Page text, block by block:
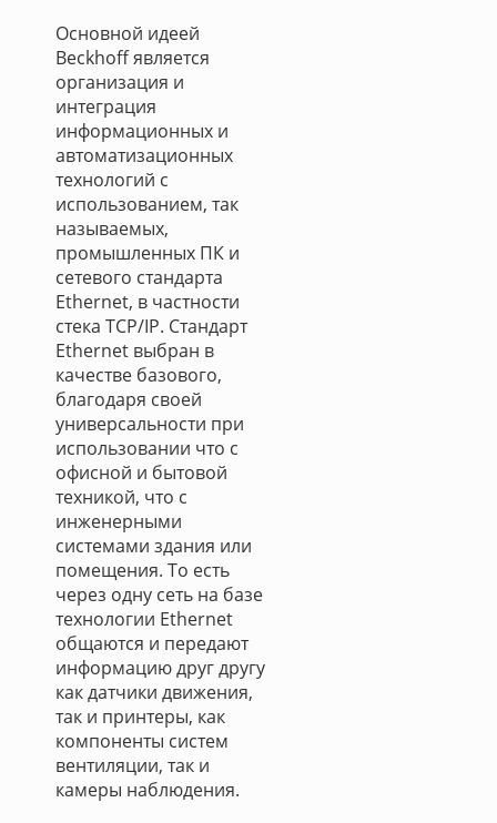
Основной идеей
Beckhoff является
организация и
интеграция
информационных и
автоматизационных
технологий с
использованием, так
называемых,
промышленных ПК и
сетевого стандарта
Ethernet, в частности
стека TCP/IP. Стандарт
Ethernet выбран в
качестве базового,
благодаря своей
универсальности при
использовании что с
офисной и бытовой
техникой, что с
инженерными
системами здания или
помещения. То есть
через одну сеть на базе
технологии Ethernet
общаются и передают
информацию друг другу
как датчики движения,
так и принтеры, как
компоненты систем
вентиляции, так и
камеры наблюдения.